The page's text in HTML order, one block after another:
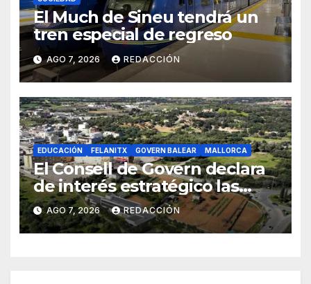
El Much de Sineu tendrá un
tren especial de regreso
AGO 7, 2026 REDACCIÓN
EDUCACIÓN FELANITX GOVERN BALEAR MALLORCA
El Consell de Govern declara
de interés estratégico las
obras de acceso al nuevo
CEIP de Felanitx
AGO 7, 2026 REDACCIÓN